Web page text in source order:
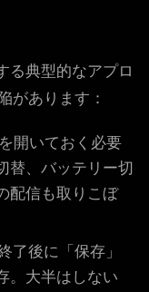
る典型的なアプロ
があります：
開いておく必要
替、バッテリー切
配信も取りこぼ
了後に「保存」
。大半はしない